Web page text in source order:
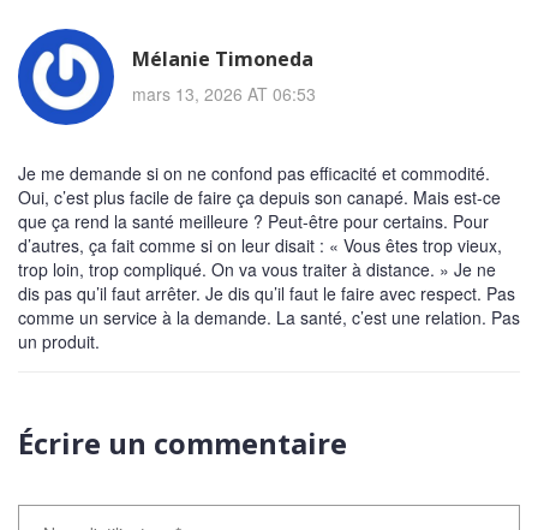
Mélanie Timoneda
mars 13, 2026 AT 06:53
Je me demande si on ne confond pas efficacité et commodité.
Oui, c’est plus facile de faire ça depuis son canapé. Mais est-ce
que ça rend la santé meilleure ? Peut-être pour certains. Pour
d’autres, ça fait comme si on leur disait : « Vous êtes trop vieux,
trop loin, trop compliqué. On va vous traiter à distance. » Je ne
dis pas qu’il faut arrêter. Je dis qu’il faut le faire avec respect. Pas
comme un service à la demande. La santé, c’est une relation. Pas
un produit.
Écrire un commentaire